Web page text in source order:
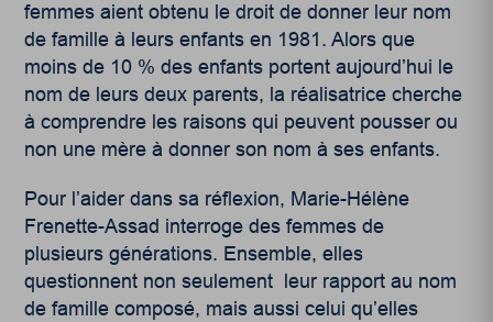
femmes aient obtenu le droit de donner leur nom
de famille à leurs enfants en 1981. Alors que
moins de 10 % des enfants portent aujourd’hui le
nom de leurs deux parents, la réalisatrice cherche
à comprendre les raisons qui peuvent pousser ou
non une mère à donner son nom à ses enfants.
Pour l’aider dans sa réflexion, Marie-Hélène
Frenette-Assad interroge des femmes de
plusieurs générations. Ensemble, elles
questionnent non seulement leur rapport au nom
de famille composé, mais aussi celui qu’elles